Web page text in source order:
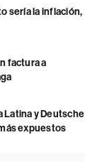
sería la inflación,
factura a
Latina y Deutsche
expuestos